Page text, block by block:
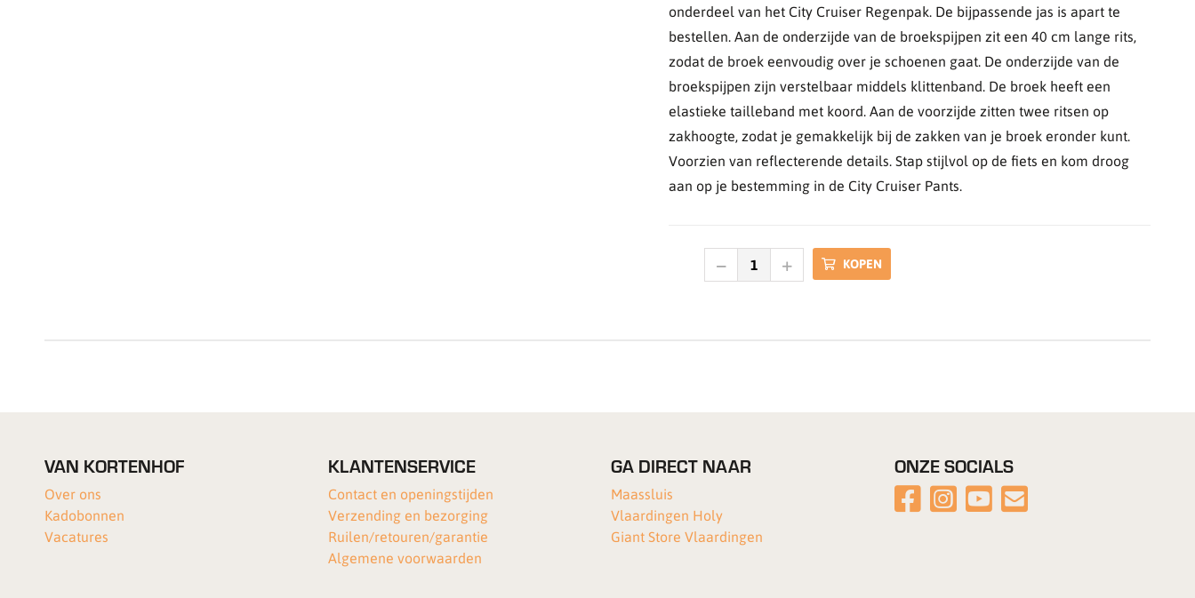
onderdeel van het City Cruiser Regenpak. De bijpassende jas is apart te
bestellen. Aan de onderzijde van de broekspijpen zit een 40 cm lange rits,
zodat de broek eenvoudig over je schoenen gaat. De onderzijde van de
broekspijpen zijn verstelbaar middels klittenband. De broek heeft een
elastieke tailleband met koord. Aan de voorzijde zitten twee ritsen op
zakhoogte, zodat je gemakkelijk bij de zakken van je broek eronder kunt.
Voorzien van reflecterende details. Stap stijlvol op de fiets en kom droog
aan op je bestemming in de City Cruiser Pants.
KOPEN
VAN KORTENHOF
Over ons
Kadobonnen
Vacatures
KLANTENSERVICE
Contact en openingstijden
Verzending en bezorging
Ruilen/retouren/garantie
Algemene voorwaarden
GA DIRECT NAAR
Maassluis
Vlaardingen Holy
Giant Store Vlaardingen
ONZE SOCIALS